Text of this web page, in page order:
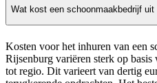
Wat kost een schoonmaakbedrijf uit
Kosten voor het inhuren van een
Rijsenburg variëren sterk op
tot regio. Dit varieert van dertig